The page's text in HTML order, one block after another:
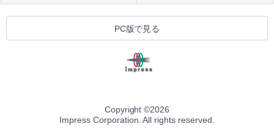
PC版で見る
Copyright ©2026
Impress Corporation. All rights reserved.